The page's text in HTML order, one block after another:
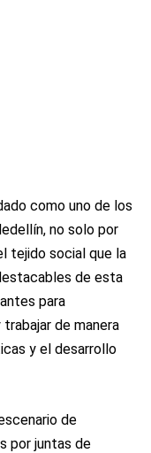
como uno de los
no solo por
tejido social que la
de esta
para
de manera
y el desarrollo
de
por juntas de